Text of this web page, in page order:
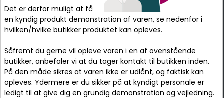
Det er derfor muligt at få
en kyndig produkt demonstration af varen, se nedenfor i
hvilken/hvilke butikker produktet kan opleves.
Såfremt du gerne vil opleve varen i en af ovenstående
butikker, anbefaler vi at du tager kontakt til butikken inden.
På den måde sikres at varen ikke er udlånt, og faktisk kan
opleves. Ydermere er du sikker på at kyndigt personale er
ledigt til at give dig en grundig demonstration og vejledning.